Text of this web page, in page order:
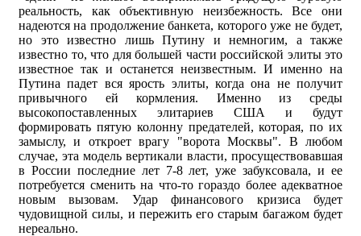
реальность, как объективную неизбежность. Все они
надеются на продолжение банкета, которого уже не будет,
но это известно лишь Путину и немногим, а также
известно то, что для большей части российской элиты это
известное так и останется неизвестным. И именно на
Путина падет вся ярость элиты, когда она не получит
привычного ей кормления. Именно из среды
высокопоставленных элитариев США и будут
формировать пятую колонну предателей, которая, по их
замыслу, и откроет врагу "ворота Москвы". В любом
случае, эта модель вертикали власти, просуществовавшая
в России последние лет 7-8 лет, уже забуксовала, и ее
потребуется сменить на что-то гораздо более адекватное
новым вызовам. Удар финансового кризиса будет
чудовищной силы, и пережить его старым багажом будет
нереально.